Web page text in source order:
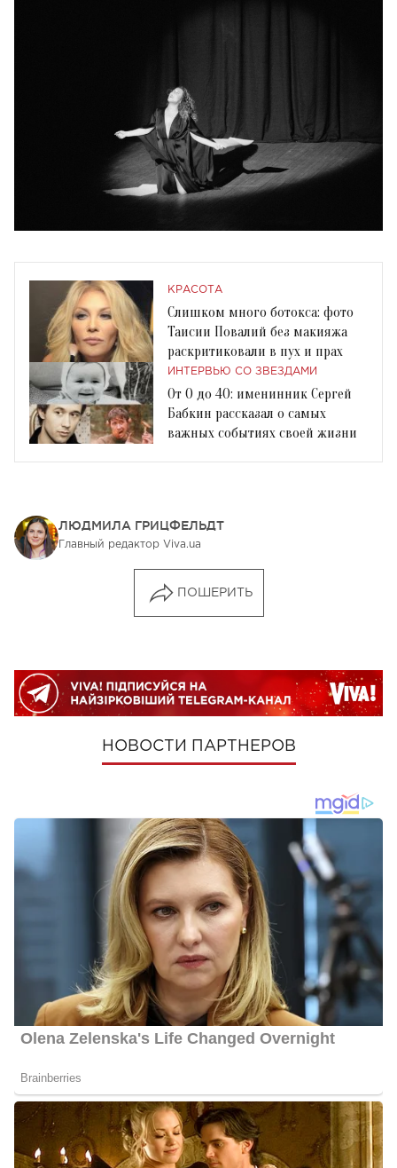
КРАСОТА
Слишком много ботокса: фото
Таисии Повалий без макияжа
раскритиковали в пух и прах
ИНТЕРВЬЮ СО ЗВЕЗДАМИ
От 0 до 40: именинник Сергей
Бабкин рассказал о самых
важных событиях своей жизни
ЛЮДМИЛА ГРИЦФЕЛЬДТ
Главный редактор Viva.ua
ПОШЕРИТЬ
НОВОСТИ ПАРТНЕРОВ